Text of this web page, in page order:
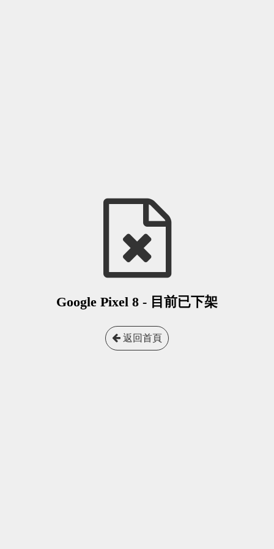
Google Pixel 8 - 目前已下架
返回首頁